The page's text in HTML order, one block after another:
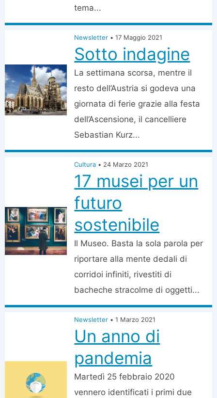
tema...
Newsletter • 17 Maggio 2021
Sotto indagine
La settimana scorsa, mentre il
resto dell’Austria si godeva una
giornata di ferie grazie alla festa
dell’Ascensione, il cancelliere
Sebastian Kurz...
Cultura • 24 Marzo 2021
17 musei per un
futuro
sostenibile
Il Museo. Basta la sola parola per
riportare alla mente dedali di
corridoi infiniti, rivestiti di
bacheche stracolme di oggetti...
Newsletter • 1 Marzo 2021
Un anno di
pandemia
Martedì 25 febbraio 2020
vennero identificati i primi due